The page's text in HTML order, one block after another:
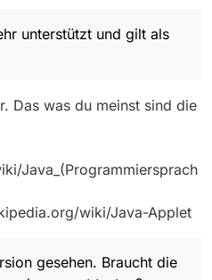
unterstützt und gilt als
Das was du meinst sind die
Java_(Programmiersprach
wiki/Java-Applet
gesehen. Braucht die